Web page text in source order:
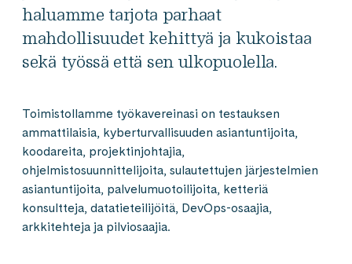
haluamme tarjota parhaat
mahdollisuudet kehittyä ja kukoistaa
sekä työssä että sen ulkopuolella.
Toimistollamme työkavereinasi on testauksen
ammattilaisia, kyberturvallisuuden asiantuntijoita,
koodareita, projektinjohtajia,
ohjelmistosuunnittelijoita, sulautettujen järjestelmien
asiantuntijoita, palvelumuotoilijoita, ketteriä
konsultteja, datatieteilijöitä, DevOps-osaajia,
arkkitehteja ja pilviosaajia.